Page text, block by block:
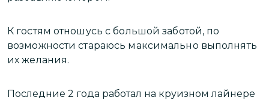
К гостям отношусь с большой заботой, по
возможности стараюсь максимально выполнять
их желания.
Последние 2 года работал на круизном лайнере